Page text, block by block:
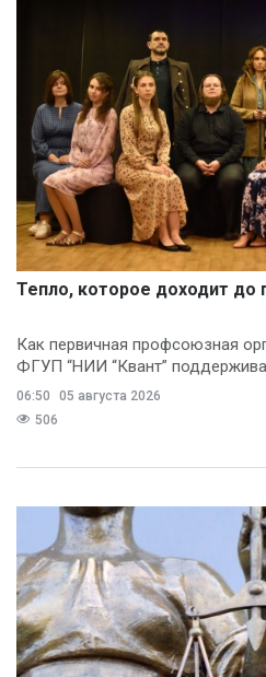
Тепло, которое доходит до
Как первичная профсоюзная
ФГУП “НИИ “Квант”
06:50
05 августа 2026
506